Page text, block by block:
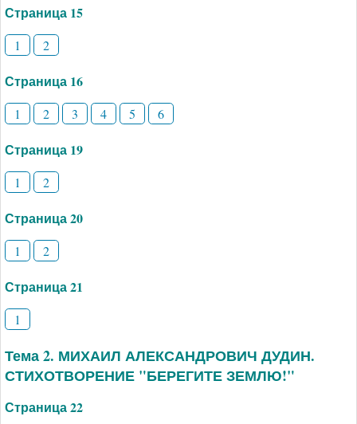
Страница 15
1 2
Страница 16
1 2 3 4 5 6
Страница 19
1 2
Страница 20
1 2
Страница 21
1
Тема 2. МИХАИЛ АЛЕКСАНДРОВИЧ ДУДИН.
СТИХОТВОРЕНИЕ "БЕРЕГИТЕ ЗЕМЛЮ!"
Страница 22